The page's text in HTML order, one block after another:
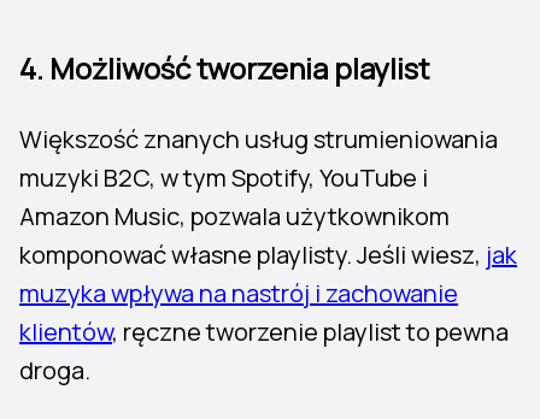
4. Możliwość tworzenia playlist
Większość znanych usług strumieniowania
muzyki B2C, w tym Spotify, YouTube i
Amazon Music, pozwala użytkownikom
komponować własne playlisty. Jeśli wiesz, jak
muzyka wpływa na nastrój i zachowanie
klientów, ręczne tworzenie playlist to pewna
droga.